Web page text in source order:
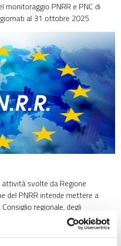
monitoraggio PNRR e PNC di
al 31 ottobre 2025
attività svolte da Regione
del PNRR intende mettere a
regionale, degli
cittadini e di tutti i soggetti
uno strumento di valutazione e